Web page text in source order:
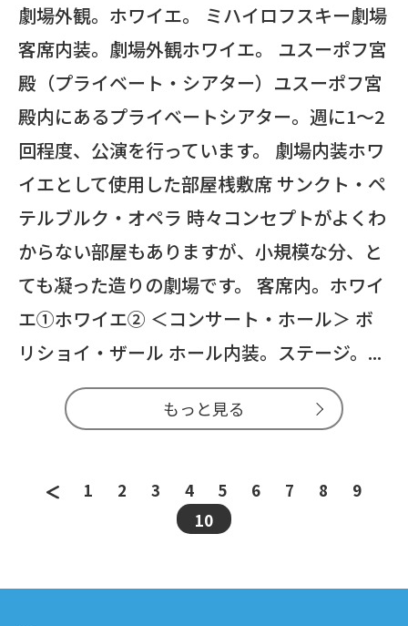
劇場外観。ホワイエ。 ミハイロフスキー劇場
客席内装。劇場外観ホワイエ。 ユスーポフ宮
殿（プライベート・シアター）ユスーポフ宮
殿内にあるプライベートシアター。週に1～2
回程度、公演を行っています。 劇場内装ホワ
イエとして使用した部屋桟敷席 サンクト・ペ
テルブルク・オペラ 時々コンセプトがよくわ
からない部屋もありますが、小規模な分、と
ても凝った造りの劇場です。 客席内。ホワイ
エ①ホワイエ② ＜コンサート・ホール＞ ボ
リショイ・ザール ホール内装。ステージ。...
もっと見る
1 2 3 4 5 6 7 8
9
10